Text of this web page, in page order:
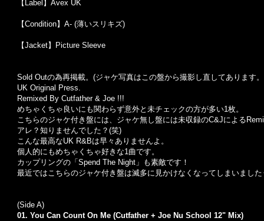
【Label】Avex UK
【Condition】A- (薄いスリキズ)
【Jacket】Picture Sleeve
Sold Outの為再掲載。(ジャケ写真はこの盤から撮影し直してあります
UK Original Press.
Remixed By Cutfather & Joe !!!
めちゃくちゃ良いにも関わらず意外と未チェックの方が多い1枚。
こちらのジャケ付き盤には、ジャケ無し盤には未収録のC&Jによる
アレ？知りませんでした？(笑)
こんな最高なUK R&Bは早々ありませんよ。
個人的にもめちゃくちゃ好きな1曲です。
カップリングの「Spend The Night」も素敵です！
最近ではこちらのジャケ付き盤は滅多に見かけなくなってしまいまし
(Side A)
01. You Can Count On Me (Cutfather + Joe Nu School 12" Mix)